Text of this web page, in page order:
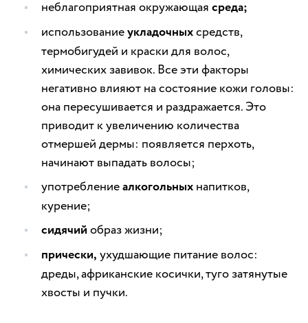
неблагоприятная окружающая среда;
использованиеукладочныхсредств,
термобигудей и краски для волос,
химических завивок. Все эти факторы
негативно влияют на состояние кожи головы:
она пересушивается и раздражается. Это
приводит к увеличению количества
отмершей дермы: появляется перхоть,
начинают выпадать волосы;
употреблениеалкогольных напитков,
курение;
сидячий образ жизни;
прически, ухудшающие питание волос:
дреды, африканские косички, туго затянутые
хвосты и пучки.